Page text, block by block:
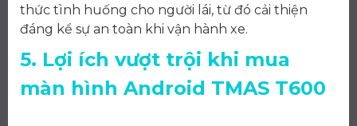
thức tình huống cho người lái, từ đó cải thiện
đáng kể sự an toàn khi vận hành xe.
5. Lợi ích vượt trội khi mua
màn hình Android TMAS T600